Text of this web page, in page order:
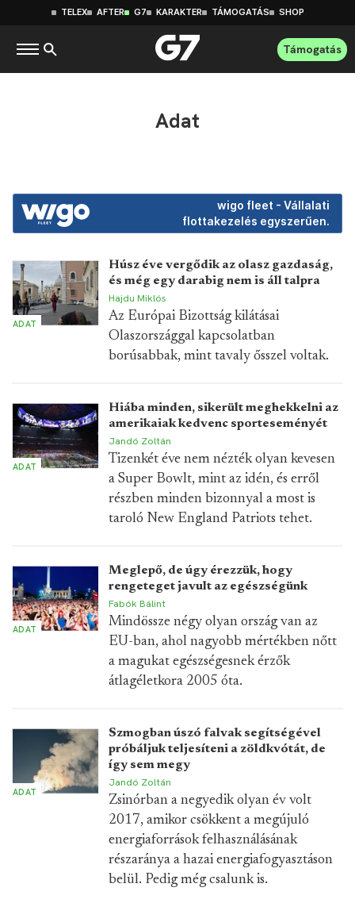
TELEX AFTER G7 KARAKTER TÁMOGATÁS SHOP
Támogatás
Adat
wigo fleet - Vállalati
flottakezelés egyszerűen.
ADAT
Húsz éve vergődik az olasz gazdaság,
és még egy darabig nem is áll talpra
Hajdu Miklós
Az Európai Bizottság kilátásai
Olaszországgal kapcsolatban
borúsabbak, mint tavaly ősszel voltak.
ADAT
Hiába minden, sikerült meghekkelni az
amerikaiak kedvenc sporteseményét
Jandó Zoltán
Tizenkét éve nem nézték olyan kevesen
a Super Bowlt, mint az idén, és erről
részben minden bizonnyal a most is
taroló New England Patriots tehet.
ADAT
Meglepő, de úgy érezzük, hogy
rengeteget javult az egészségünk
Fabók Bálint
Mindössze négy olyan ország van az
EU-ban, ahol nagyobb mértékben nőtt
a magukat egészségesnek érzők
átlagéletkora 2005 óta.
ADAT
Szmogban úszó falvak segítségével
próbáljuk teljesíteni a zöldkvótát, de
így sem megy
Jandó Zoltán
Zsinórban a negyedik olyan év volt
2017, amikor csökkent a megújuló
energiaforrások felhasználásának
részaránya a hazai energiafogyasztáson
belül. Pedig még csalunk is.